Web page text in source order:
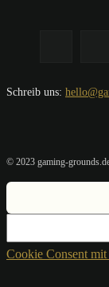
Schreib uns:
© 2023 gaming-
Cookie Consent